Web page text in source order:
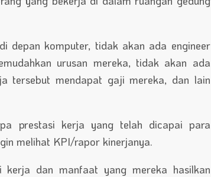
depan komputer, tidak akan ada engineer
urusan mereka, tidak akan ada
tersebut mendapat gaji mereka, dan lain
prestasi kerja yang telah dicapai para
melihat KPI/rapor kinerjanya.
dan manfaat yang mereka hasilkan